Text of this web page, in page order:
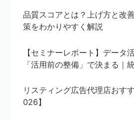
品質スコアとは？上げ方と改
策をわかりやすく解説
【セミナーレポート】データ
「活用前の整備」で決まる｜
リスティング広告代理店おす
026】